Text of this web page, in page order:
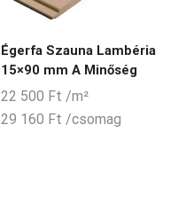
Égerfa Szauna Lambéria
15×90 mm A Minőség
22 500 Ft /m²
29 160 Ft /csomag